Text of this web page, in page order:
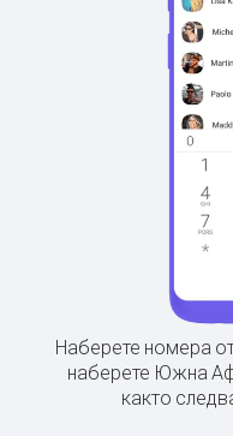
Наберете номера
наберете Южна
както